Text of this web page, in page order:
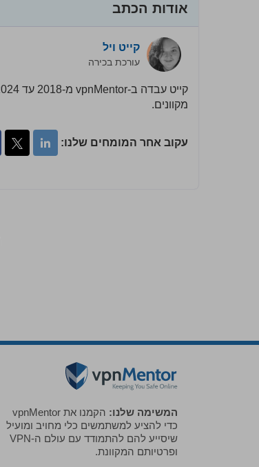
אודות הכתב
קייט ויל
עורכת בכירה
מקוונים.
עקוב אחר המומחים שלנו:
המשימה שלנו:
הקמנו את vpnMentor
כדי להציע למשתמשים כלי מחויב ומועיל
שיסייע להם להתמודד עם עולם ה-VPN
ופרטיותם המקוונת.